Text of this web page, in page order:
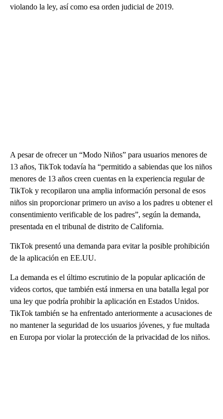
violando la ley, así como esa orden judicial de 2019.
A pesar de ofrecer un “Modo Niños” para usuarios menores de
13 años, TikTok todavía ha “permitido a sabiendas que los niños
menores de 13 años creen cuentas en la experiencia regular de
TikTok y recopilaron una amplia información personal de esos
niños sin proporcionar primero un aviso a los padres u obtener el
consentimiento verificable de los padres”, según la demanda,
presentada en el tribunal de distrito de California.
TikTok presentó una demanda para evitar la posible prohibición
de la aplicación en EE.UU.
La demanda es el último escrutinio de la popular aplicación de
videos cortos, que también está inmersa en una batalla legal por
una ley que podría prohibir la aplicación en Estados Unidos.
TikTok también se ha enfrentado anteriormente a acusaciones de
no mantener la seguridad de los usuarios jóvenes, y fue multada
en Europa por violar la protección de la privacidad de los niños.